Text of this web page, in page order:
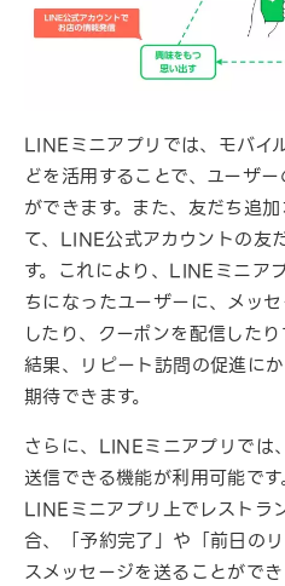
LINEミニアプリでは、モバイ
どを活用することで、ユーザ
ができます。また、友だち追
て、LINE公式アカウントの友
す。これにより、LINEミニア
ちになったユーザーに、メッ
したり、クーポンを配信した
結果、リピート訪問の促進に
期待できます。
さらに、LINEミニアプリでは
送信できる機能が利用可能で
LINEミニアプリ上でレストラ
合、「予約完了」や「前日の
スメッセージを送ることができ